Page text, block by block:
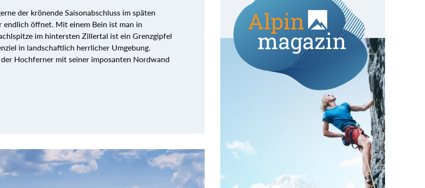
der krönende Saisonabschluss im späten
endlich öffnet. Mit einem Bein ist man in
im hintersten Zillertal ist ein Grenzgipfel
in landschaftlich herrlicher Umgebung.
Hochferner mit seiner imposanten Nordwand